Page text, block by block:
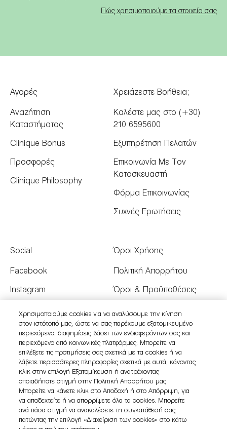
Πώς χρησιμοποιούμε τα στοιχεία σας
Αγορές
Αναζήτηση
Καταστήματος
Clinique Bonus
Προσφορές
Clinique Philosophy
Χρειάζεστε Βοήθεια;
Καλέστε μας στο (+30)
210 6595600
Εξυπηρέτηση Πελατών
Επικοινωνία Με Τον
Κατασκευαστή
Φόρμα Επικοινωνίας
Συχνές Ερωτήσεις
Social
Facebook
Instagram
Twitter
Όροι Χρήσης
Πολιτική Απορρήτου
Όροι & Προϋποθέσεις
Διαχειριστείτε τα Cookies
του Ιστότοπου
Χρησιμοποιούμε cookies για να αναλύσουμε την κίνηση
στον ιστότοπό μας, ώστε να σας παρέχουμε εξατομικευμένο
περιεχόμενο, διαφημίσεις βάσει των ενδιαφερόντων σας και
περιεχόμενο από κοινωνικές πλατφόρμες. Μπορείτε να
επιλέξετε τις προτιμήσεις σας σχετικά με τα cookies ή να
λάβετε περισσότερες πληροφορίες σχετικά με αυτά, κάνοντας
κλικ στην επιλογή Εξατομίκευση ή ανατρέχοντας
οποιαδήποτε στιγμή στην Πολιτική Απορρήτου μας.
Μπορείτε να κάνετε κλικ στο Αποδοχή ή στο Απόρριψη, για
να αποδεχτείτε ή να απορρίψετε όλα τα cookies. Μπορείτε
ανά πάσα στιγμή να ανακαλέσετε τη συγκατάθεσή σας
πατώντας την επιλογή «Διαχείριση των cookies» στο κάτω